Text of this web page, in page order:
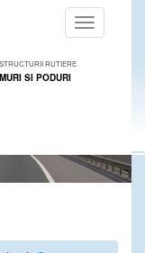
Toggle
navigation
RUTIERE
SI PODURI